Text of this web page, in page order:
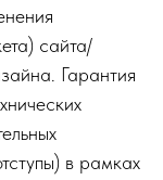
сайта/
Гарантия
в рамках